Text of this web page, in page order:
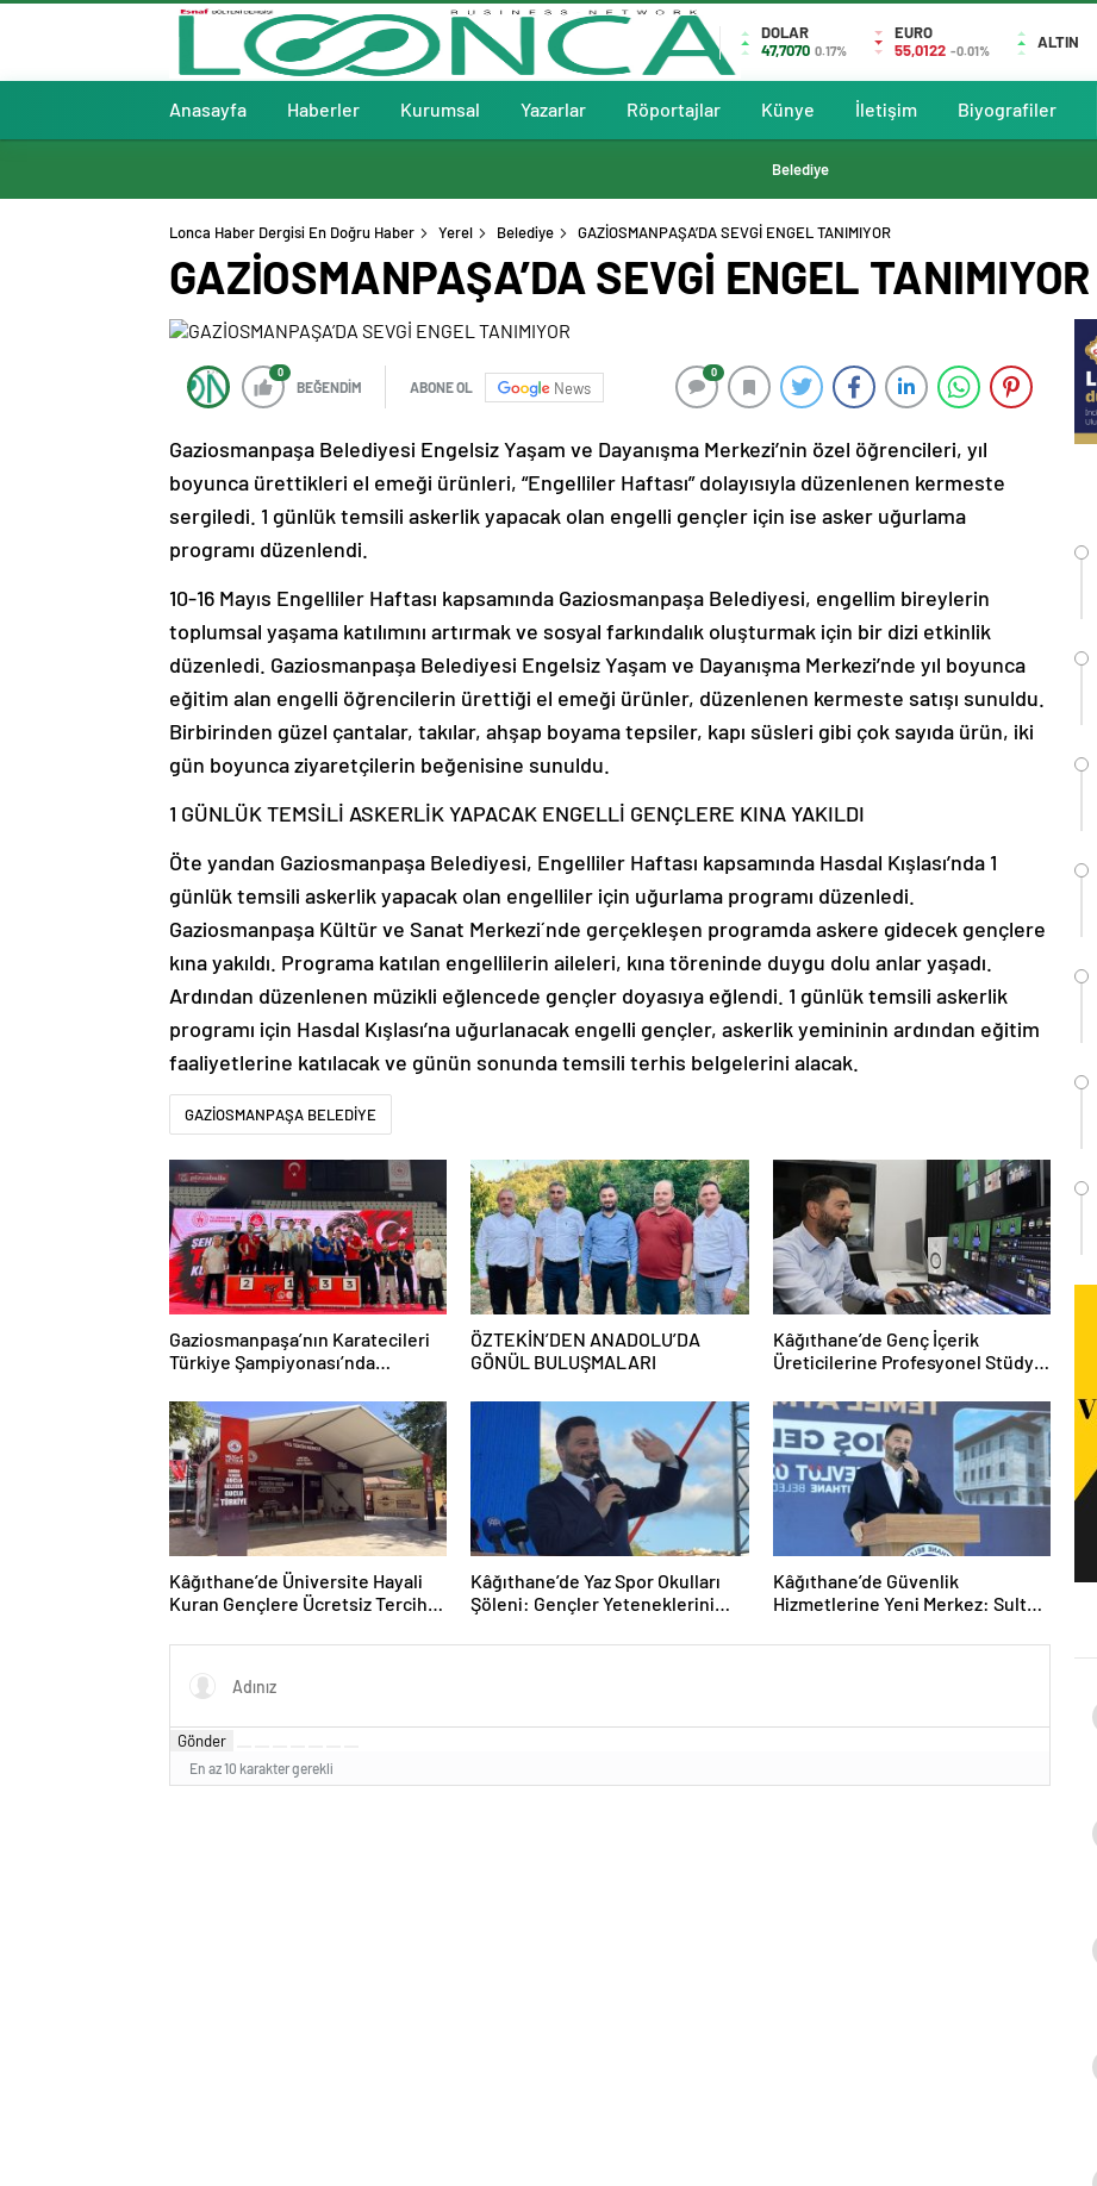
DOLAR
47,7070 0.17%
EURO
55,0122 -0.01% ALTIN
Anasayfa Haberler Kurumsal Yazarlar Röportajlar Künye İletişim Biyografiler
Belediye
Lonca Haber Dergisi En Doğru Haber Yerel Belediye GAZİOSMANPAŞA’DA SEVGİ ENGEL TANIMIYOR
GAZİOSMANPAŞA’DA SEVGİ ENGEL TANIMIYOR
0
BEĞENDİM ABONE OL News
0
Gaziosmanpaşa Belediyesi Engelsiz Yaşam ve Dayanışma Merkezi’nin özel öğrencileri, yıl
boyunca ürettikleri el emeği ürünleri, “Engelliler Haftası” dolayısıyla düzenlenen kermeste
sergiledi. 1 günlük temsili askerlik yapacak olan engelli gençler için ise asker uğurlama
programı düzenlendi.
10-16 Mayıs Engelliler Haftası kapsamında Gaziosmanpaşa Belediyesi, engellim bireylerin
toplumsal yaşama katılımını artırmak ve sosyal farkındalık oluşturmak için bir dizi etkinlik
düzenledi. Gaziosmanpaşa Belediyesi Engelsiz Yaşam ve Dayanışma Merkezi’nde yıl boyunca
eğitim alan engelli öğrencilerin ürettiği el emeği ürünler, düzenlenen kermeste satışı sunuldu.
Birbirinden güzel çantalar, takılar, ahşap boyama tepsiler, kapı süsleri gibi çok sayıda ürün, iki
gün boyunca ziyaretçilerin beğenisine sunuldu.
1 GÜNLÜK TEMSİLİ ASKERLİK YAPACAK ENGELLİ GENÇLERE KINA YAKILDI
Öte yandan Gaziosmanpaşa Belediyesi, Engelliler Haftası kapsamında Hasdal Kışlası’nda 1
günlük temsili askerlik yapacak olan engelliler için uğurlama programı düzenledi.
Gaziosmanpaşa Kültür ve Sanat Merkezi´nde gerçekleşen programda askere gidecek gençlere
kına yakıldı. Programa katılan engellilerin aileleri, kına töreninde duygu dolu anlar yaşadı.
Ardından düzenlenen müzikli eğlencede gençler doyasıya eğlendi. 1 günlük temsili askerlik
programı için Hasdal Kışlası’na uğurlanacak engelli gençler, askerlik yemininin ardından eğitim
faaliyetlerine katılacak ve günün sonunda temsili terhis belgelerini alacak.
GAZİOSMANPAŞA BELEDİYE
Gaziosmanpaşa’nın Karatecileri
Türkiye Şampiyonası’nda
ÖZTEKİN’DEN ANADOLU’DA
GÖNÜL BULUŞMALARI
Kâğıthane’de Genç İçerik
Üreticilerine Profesyonel Stüdyo
Kâğıthane’de Üniversite Hayali
Kuran Gençlere Ücretsiz Tercih
Kâğıthane’de Yaz Spor Okulları
Şöleni: Gençler Yeteneklerini
Kâğıthane’de Güvenlik
Hizmetlerine Yeni Merkez: Sultan
Atıldı
Gönder
En az 10 karakter gerekli